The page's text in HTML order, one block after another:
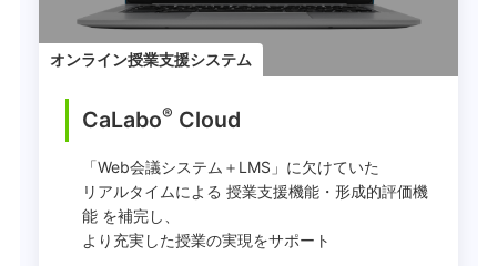
オンライン授業支援システム
CaLabo® ︎ Cloud
「Web会議システム＋LMS」に欠けていた
リアルタイムによる 授業支援機能・形成的評価機
能 を補完し、
より充実した授業の実現をサポート